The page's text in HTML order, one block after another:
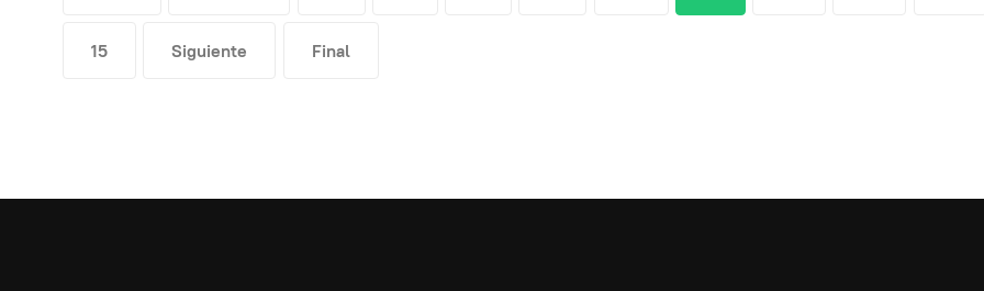
15 Siguiente Final